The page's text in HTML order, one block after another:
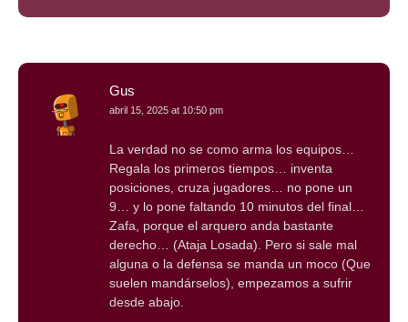
Gus
abril 15, 2025 at 10:50 pm
La verdad no se como arma los equipos…
Regala los primeros tiempos… inventa
posiciones, cruza jugadores… no pone un
9… y lo pone faltando 10 minutos del final…
Zafa, porque el arquero anda bastante
derecho… (Ataja Losada). Pero si sale mal
alguna o la defensa se manda un moco (Que
suelen mandárselos), empezamos a sufrir
desde abajo.